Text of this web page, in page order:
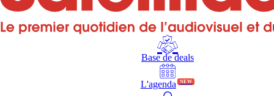
Base de deals
L'agenda NEW